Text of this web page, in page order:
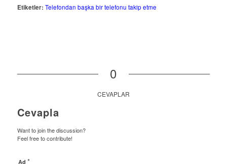
Etiketler: Telefondan başka bir telefonu takip etme
0
CEVAPLAR
Cevapla
Want to join the discussion?
Feel free to contribute!
Ad *